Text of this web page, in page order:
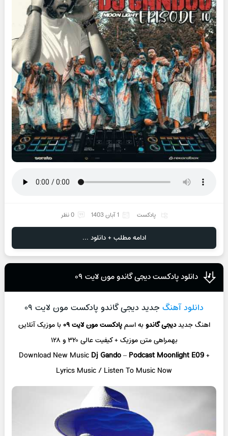
پادکست 1 آبان 1403 0 نظر
ادامه مطلب + دانلود ...
دانلود پادکست دیجی گاندو مون لایت ۰۹
دانلود آهنگ جدید دیجی گاندو پادکست مون لایت ۰۹
اهنگ جدیددیجی گاندوبه اسمپادکست مون لایت ۰۹
با موزیک آنلاین
بهمراهی متن موزیک + کیفیت عالی ۳۲۰ و ۱۲۸
Download New Music Dj Gando–Podcast Moonlight E09+
Lyrics Music / Listen To Music Now